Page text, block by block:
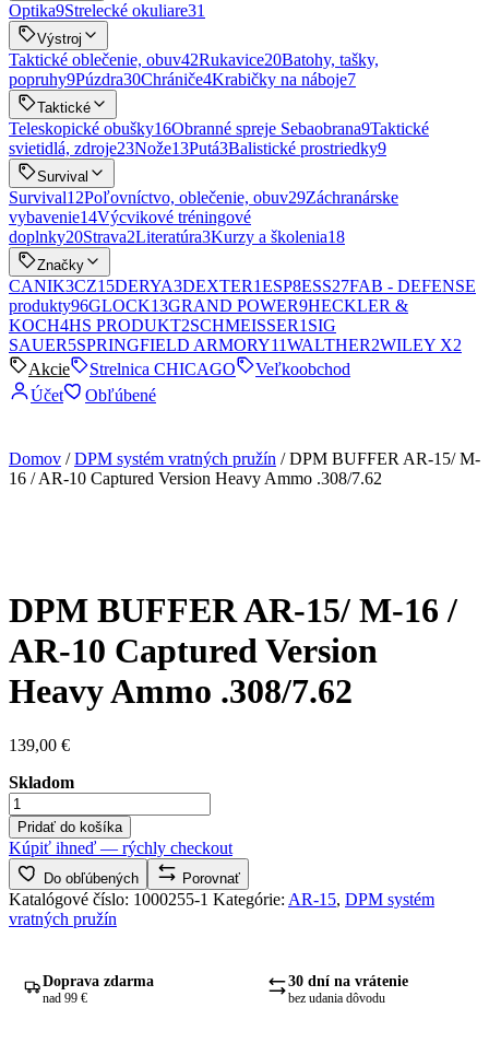
Optika9Strelecké okuliare31
Výstroj
Taktické oblečenie, obuv42Rukavice20Batohy, tašky,
popruhy9Púzdra30Chrániče4Krabičky na náboje7
Taktické
Teleskopické obušky16Obranné spreje Sebaobrana9Taktické
svietidlá, zdroje23Nože13Putá3Balistické prostriedky9
Survival
Survival12Poľovníctvo, oblečenie, obuv29Záchranárske
vybavenie14Výcvikové tréningové
doplnky20Strava2Literatúra3Kurzy a školenia18
Značky
CANIK3CZ15DERYA3DEXTER1ESP8ESS27FAB - DEFENSE
produkty96GLOCK13GRAND POWER9HECKLER &
KOCH4HS PRODUKT2SCHMEISSER1 SIG
SAUER5SPRINGFIELD ARMORY11WALTHER2WILEY X2
Akcie
Strelnica CHICAGO
Veľkoobchod
Účet
Obľúbené
Domov /DPM systém vratných pružín / DPM BUFFER AR-15/ M-
16 / AR-10 Captured Version Heavy Ammo .308/7.62
DPM BUFFER AR-15/ M-16 /
AR-10 Captured Version
Heavy Ammo .308/7.62
139,00 €
Skladom
množstvo
DPM
BUFFER
AR-
15/
M-
16
10
Captured
Pridať do košíka
Kúpiť ihneď — rýchly checkout
Do obľúbených Porovnať
Katalógové číslo: 1000255-1 Kategórie: AR-15, DPM systém
vratných pružín
Doprava zdarma
nad 99 €
30 dní na vrátenie
bez udania dôvodu